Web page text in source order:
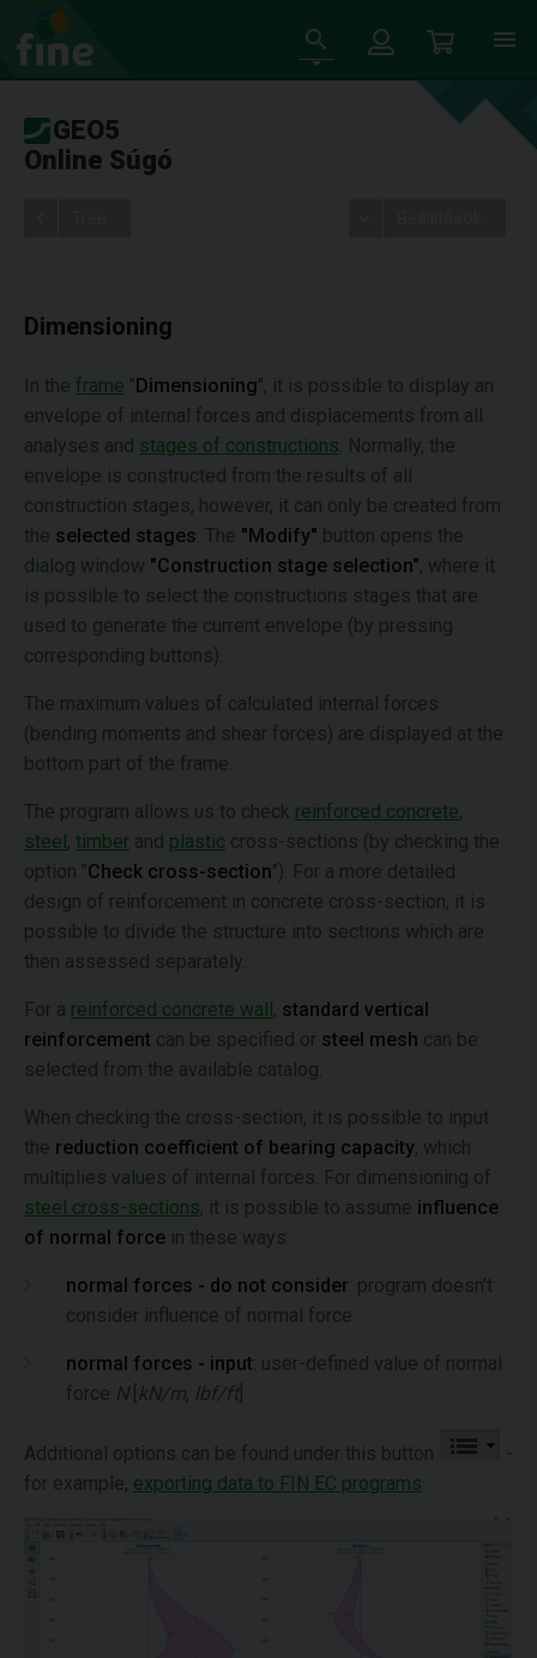
GEO5
Online Súgó
Dimensioning
In the frame "Dimensioning", it is possible to display an
envelope of internal forces and displacements from all
analyses and stages of constructions . Normally, the
envelope is constructed from the results of all
construction stages, however, it can only be created from
the selected stages . The "Modify" button opens the
dialog window "Construction stage selection", where it
is possible to select the constructions stages that are
used to generate the current envelope (by pressing
corresponding buttons).
The maximum values of calculated internal forces
(bending moments and shear forces) are displayed at the
bottom part of the frame.
The program allows us to check reinforced concrete,
steel, timber and plastic cross-sections (by checking the
option "Check cross-section"). For a more detailed
design of reinforcement in concrete cross-section, it is
possible to divide the structure into sections which are
then assessed separately.
For a reinforced concrete wall, standard vertical
reinforcement can be specified or steel mesh can be
selected from the available catalog.
When checking the cross-section, it is possible to input
the reduction coefficient of bearing capacity, which
multiplies values of internal forces. For dimensioning of
steel cross-sections, it is possible to assume influence
of normal force in these ways:
normal forces - do not consider : program doesn't
consider influence of normal force
normal forces - input : user-defined value of normal
force N[ kN/m, lbf/ft
Additional options can be found under this button
-
for example, exporting data to FIN EC programs